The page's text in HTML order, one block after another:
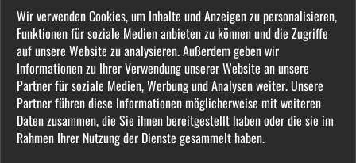
Wir verwenden Cookies, um Inhalte und Anzeigen zu personalisieren,
Funktionen für soziale Medien anbieten zu können und die Zugriffe
auf unsere Website zu analysieren. Außerdem geben wir
Informationen zu Ihrer Verwendung unserer Website an unsere
Partner für soziale Medien, Werbung und Analysen weiter. Unsere
Partner führen diese Informationen möglicherweise mit weiteren
Daten zusammen, die Sie ihnen bereitgestellt haben oder die sie im
Rahmen Ihrer Nutzung der Dienste gesammelt haben.
gequält oder ausgelacht zu werden? Jeder
FETISCH ist in unserer Community willkommen
und auch Du wirst hier Deine Herrin finden, die
Dich Schritt für Schritt in das Sklavenleben deiner
Träume führt. Lebe deine dunkelsten Fantasien
LIVE vor der Cam aus. Finde unter tausenden
privaten SM- und Fetischvideos deine dominante
Lady und genieße die Leidenschaft, die Leiden